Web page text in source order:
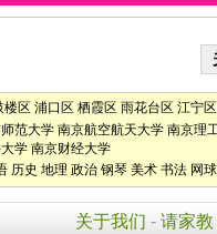
楼区 浦口区 栖霞区 雨花台区 江宁区
范大学 南京航空航天大学 南京理
学 南京财经大学
历史 地理 政治 钢琴 美术 书法 网球
关于我们 - 请家教